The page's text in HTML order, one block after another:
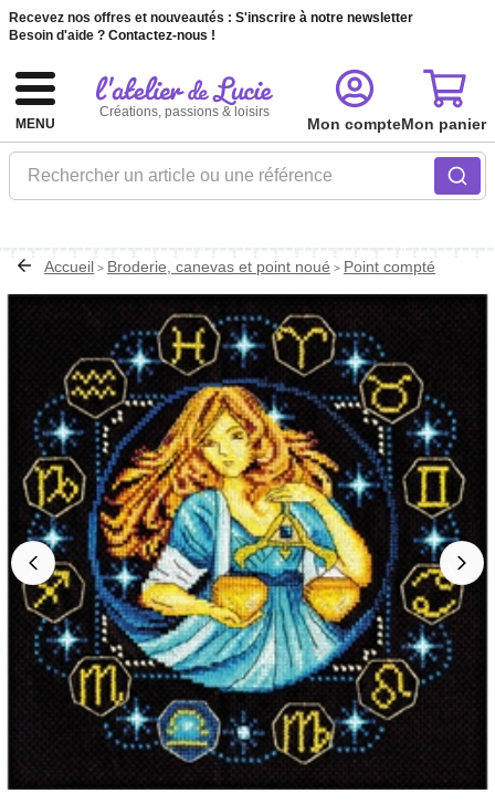
Recevez nos offres et nouveautés : S'inscrire à notre newsletter
Besoin d'aide ? Contactez-nous !
MENU
Créations, passions & loisirs
Rechercher un article ou une référence
Mon compteMon panier
Accueil > Broderie, canevas et point noué > Point compté